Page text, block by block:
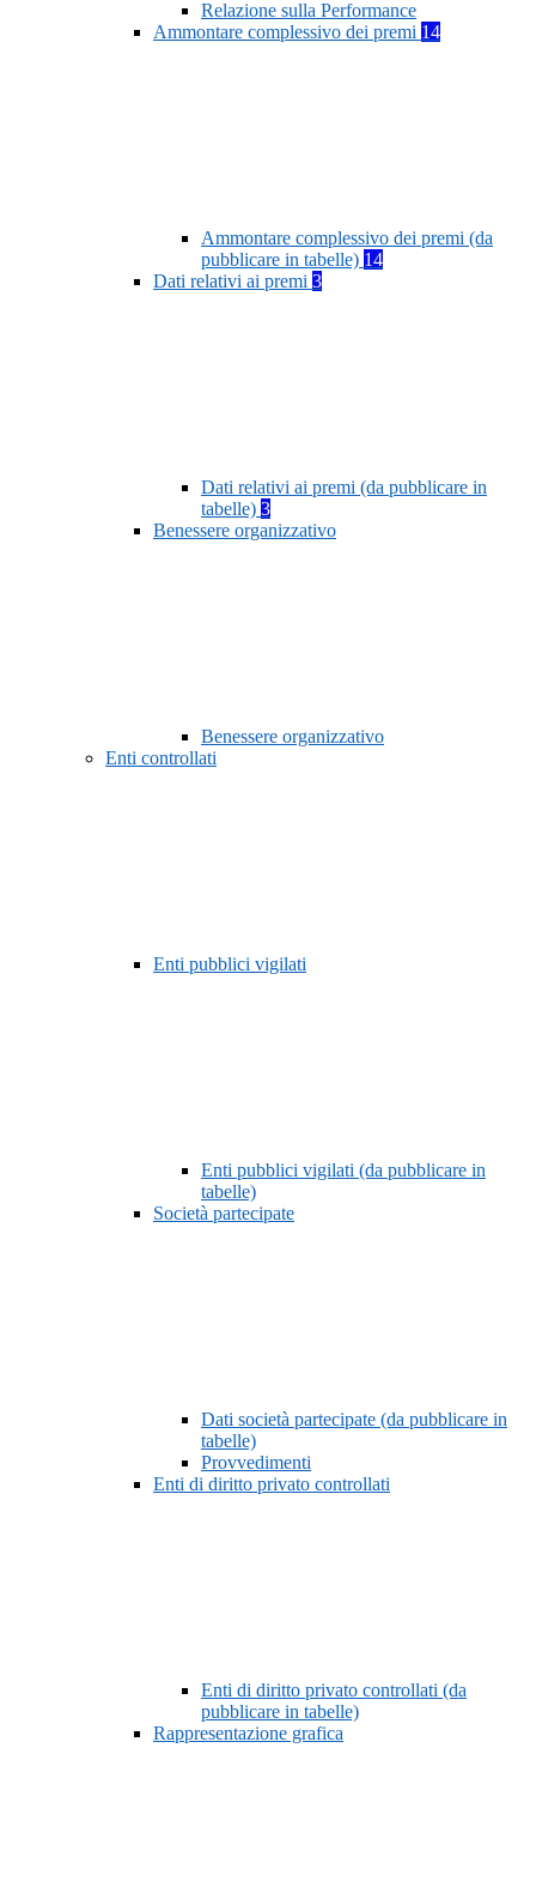
Relazione sulla Performance
Ammontare complessivo dei premi 14
Ammontare complessivo dei premi (da
pubblicare in tabelle) 14
Dati relativi ai premi 3
Dati relativi ai premi (da pubblicare in
tabelle) 3
Benessere organizzativo
Benessere organizzativo
Enti controllati
Enti pubblici vigilati
Enti pubblici vigilati (da pubblicare in
tabelle)
Società partecipate
Dati società partecipate (da pubblicare in
tabelle)
Provvedimenti
Enti di diritto privato controllati
Enti di diritto privato controllati (da
pubblicare in tabelle)
Rappresentazione grafica